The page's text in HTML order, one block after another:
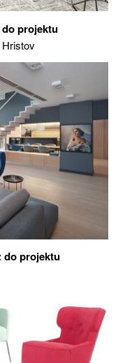
projektu
Hristov
do projektu